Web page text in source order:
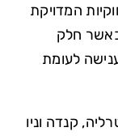
המדויקת
כאשר חלק
לעומת
קנדה וניו